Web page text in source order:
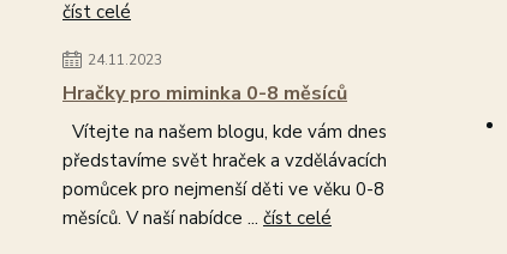
číst celé
24.11.2023
Hračky pro miminka 0-8 měsíců
Vítejte na našem blogu, kde vám dnes
představíme svět hraček a vzdělávacích
pomůcek pro nejmenší děti ve věku 0-8
měsíců. V naší nabídce ... číst celé